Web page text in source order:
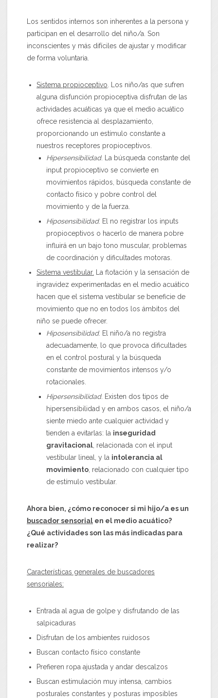
Los sentidos internos son inherentes a la persona y
participan en el desarrollo del niño/a. Son
inconscientes y más difíciles de ajustar y modificar
de forma voluntaria.
Sistema propioceptivo . Los niño/as que sufren
alguna disfunción propioceptiva disfrutan de las
actividades acuáticas ya que el medio acuático
ofrece resistencia al desplazamiento,
proporcionando un estímulo constante a
nuestros receptores propioceptivos.
Hipersensibilidad. La búsqueda constante del
input propioceptivo se convierte en
movimientos rápidos, búsqueda constante de
contacto físico y pobre control del
movimiento y de la fuerza.
Hiposensibilidad. El no registrar los inputs
propioceptivos o hacerlo de manera pobre
influirá en un bajo tono muscular, problemas
de coordinación y dificultades motoras.
Sistema vestibular.
La flotación y la sensación de
ingravidez experimentadas en el medio acuático
hacen que el sistema vestibular se beneficie de
movimiento que no en todos los ámbitos del
niño se puede ofrecer.
Hiposensibilidad. El niño/a no registra
adecuadamente, lo que provoca dificultades
en el control postural y la búsqueda
constante de movimientos intensos y/o
rotacionales.
Hipersensibilidad. Existen dos tipos de
hipersensibilidad y en ambos casos, el niño/a
siente miedo ante cualquier actividad y
tienden a evitarlas: la inseguridad
gravitacional , relacionada con el input
vestibular lineal, y la intolerancia al
movimiento , relacionado con cualquier tipo
de estímulo vestibular.
Ahora bien, ¿cómo reconocer si mi hijo/a es un
buscador sensorial en el medio acuático?
¿Qué actividades son las más indicadas para
realizar?
Características generales de buscadores
sensoriales:
Entrada al agua de golpe y disfrutando de las
salpicaduras
Disfrutan de los ambientes ruidosos
Buscan contacto físico constante
Prefieren ropa ajustada y andar descalzos
Buscan estimulación muy intensa, cambios
posturales constantes y posturas imposibles